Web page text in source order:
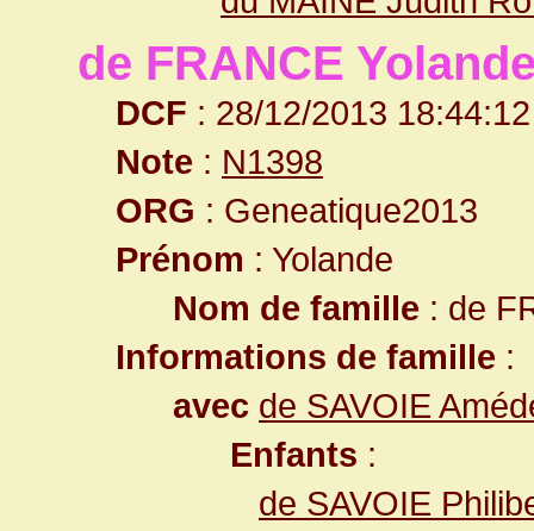
de FRANCE
DCF : 28/12/2013 18:44:12
Note : N1398
ORG : Geneatique2013
Prénom : Yolande
Nom de famille : de
Informations de famille :
avec de SAVOIE
Enfants :
de SAVOIE